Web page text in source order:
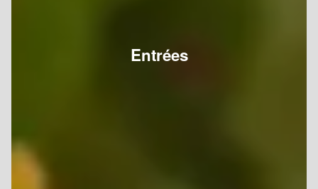
Entrées